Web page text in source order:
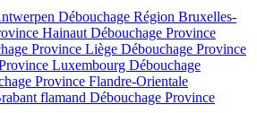
Débouchage Région Bruxelles-
Hainaut Débouchage Province
Province Liège Débouchage Province
Luxembourg Débouchage
Province Flandre-Orientale
flamand Débouchage Province